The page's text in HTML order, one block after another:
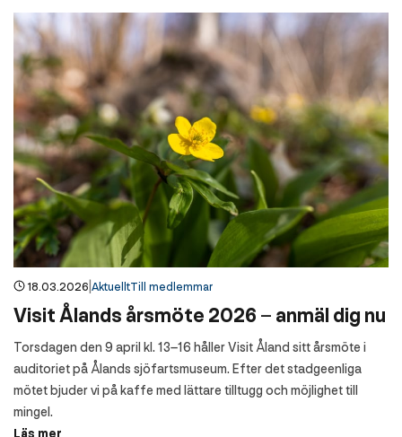
18.03.2026 AktuelltTill medlemmar
Visit Ålands årsmöte 2026 – anmäl dig nu
Torsdagen den 9 april kl. 13–16 håller Visit Åland sitt årsmöte i
auditoriet på Ålands sjöfartsmuseum. Efter det stadgeenliga
mötet bjuder vi på kaffe med lättare tilltugg och möjlighet till
mingel.